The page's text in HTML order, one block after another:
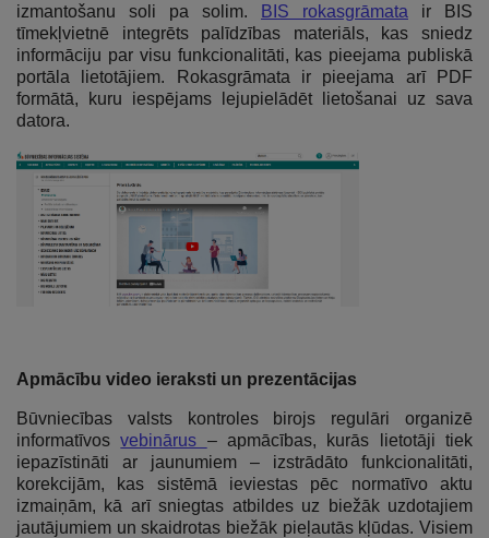
izmantošanu soli pa solim.
BIS rokasgrāmata ir BIS
tīmekļvietnē integrēts palīdzības materiāls, kas sniedz
informāciju par visu funkcionalitāti, kas pieejama publiskā
portāla lietotājiem. Rokasgrāmata ir pieejama arī PDF
formātā, kuru iespējams lejupielādēt lietošanai uz sava
datora.
Apmācību video ieraksti un prezentācijas
Būvniecības valsts kontroles birojs regulāri organizē
informatīvosvebinārus – apmācības, kurās lietotāji tiek
iepazīstināti ar jaunumiem – izstrādāto funkcionalitāti,
korekcijām, kas sistēmā ieviestas pēc normatīvo aktu
izmaiņām, kā arī sniegtas atbildes uz biežāk uzdotajiem
jautājumiem un skaidrotas biežāk pieļautās kļūdas. Visiem